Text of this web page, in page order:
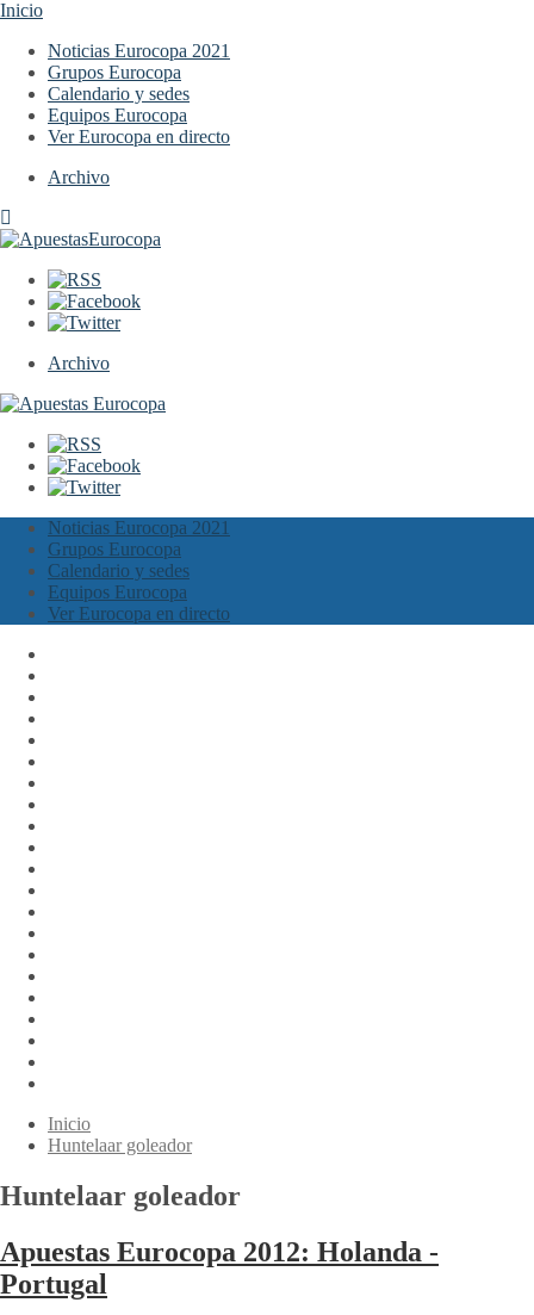
Inicio
Noticias Eurocopa 2021
Grupos Eurocopa
Calendario y sedes
Equipos Eurocopa
Ver Eurocopa en directo
Archivo
Archivo
Noticias Eurocopa 2021
Grupos Eurocopa
Calendario y sedes
Equipos Eurocopa
Ver Eurocopa en directo
Inicio
Huntelaar goleador
Huntelaar goleador
Apuestas Eurocopa 2012: Holanda -
Portugal